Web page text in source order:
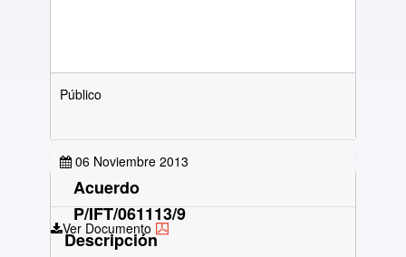
Público
06 Noviembre 2013
Ver Documento
Acuerdo
P/IFT/061113/9
Descripción